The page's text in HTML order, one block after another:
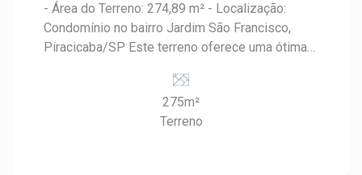
- Área do Terreno: 274,89 m² - Localização:
Condomínio no bairro Jardim São Francisco,
Piracicaba/SP Este terreno oferece uma ótima
dos sonhos em um ambiente tranquilo e seguro.
O Jardim São Francisco é um bairro bastante
procurado, conhecido por sua infraestrutura e
275m²
Terreno